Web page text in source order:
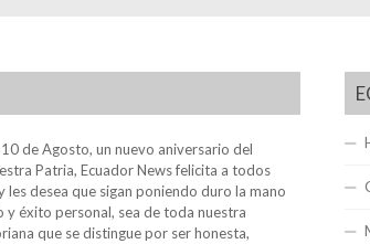
de Agosto, un nuevo aniversario del
Patria, Ecuador News felicita a todos
les desea que sigan poniendo duro la mano
y éxito personal, sea de toda nuestra
que se distingue por ser honesta,